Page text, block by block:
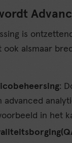
is
ook alsmaar
:
advanced
in het